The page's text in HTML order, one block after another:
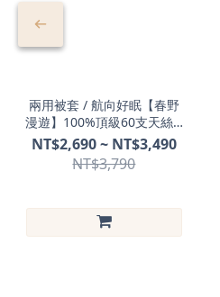
兩用被套 / 航向好眠【春野
漫遊】100%頂級60支天絲™
萊賽爾
NT$2,690 ~ NT$3,490
NT$3,790